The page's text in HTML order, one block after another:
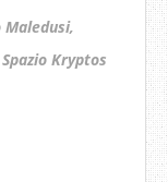
Maledusi,
Spazio Kryptos